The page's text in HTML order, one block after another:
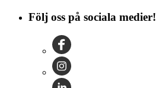
Följ oss på sociala medier!